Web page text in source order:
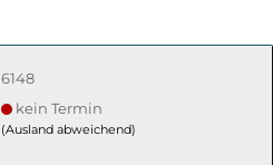
6148
kein Termin
(Ausland abweichend)